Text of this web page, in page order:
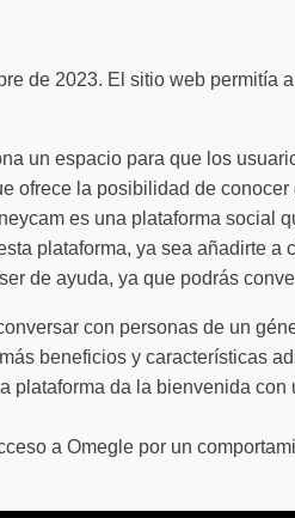
de 2023. El sitio web permitía
un espacio para que los
la posibilidad de
es una plataforma social
plataforma, ya sea añadirte
de ayuda, ya que podrás
con personas de un
beneficios y características
da la bienvenida
a Omegle por un